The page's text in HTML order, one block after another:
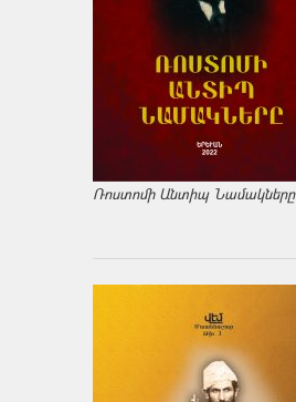
Ռոստոմի Անտիպ Նամակները